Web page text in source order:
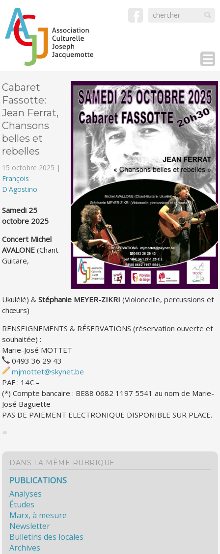
Cabaret
Fassotte:
Jean Ferrat,
Chansons
belles et
rebelles
15 octobre 2025 |
François
D'Agostino
Samedi 25
octobre 2025
Concert Michel
AVALONE(Chant-
Guitare,
Ukulélé) &Stéphanie MEYER-ZIKRI (Violoncelle, percussions et
chœurs)
RENSEIGNEMENTS & RÉSERVATIONS (réservation ouverte et
souhaitée) :
Marie-José MOTTET
0493 36 29 43
mjmottet@skynet.be
PAF : 14€ –
(*) Compte bancaire : BE88 0682 1197 5541 au nom de Marie-
José Baguette
PAS DE PAIEMENT ELECTRONIQUE DISPONIBLE SUR PLACE.
DANS LA MÊME RUBRIQUE
PUBLICATIONS
Analyses
Études
Marx, à mesure
Newsletter
Bulletins des locales
Archives